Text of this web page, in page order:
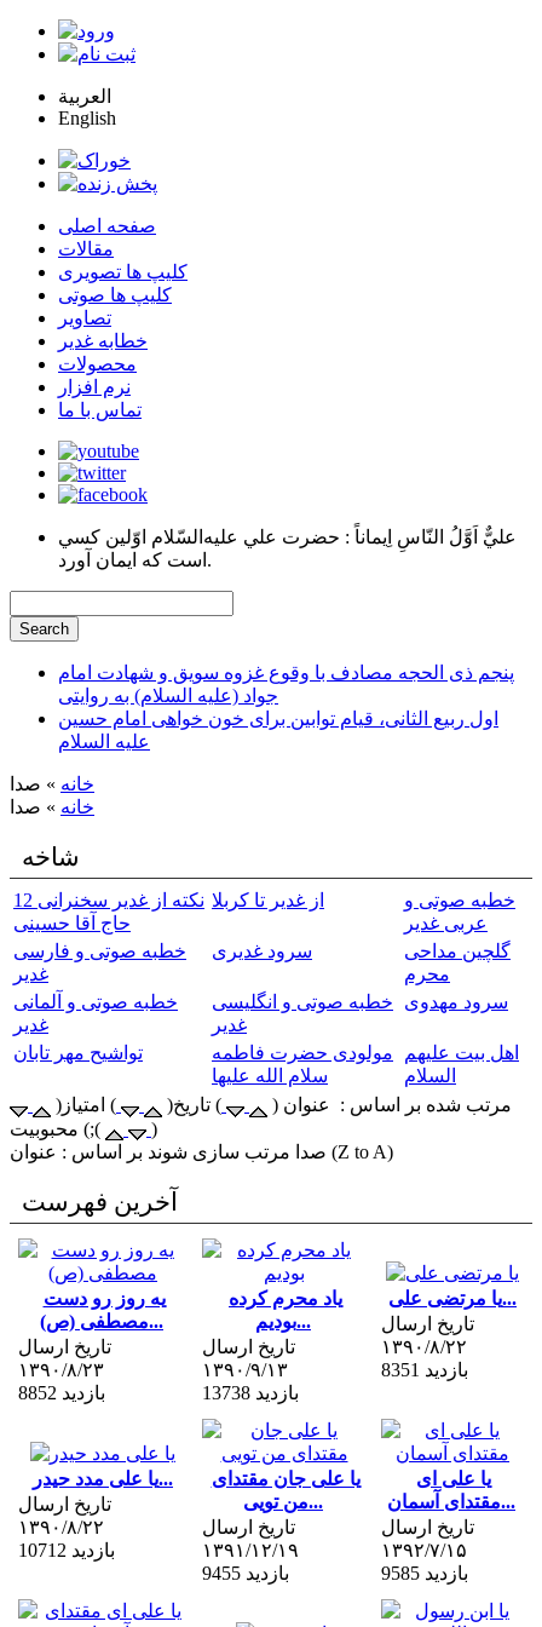
العربية
English
صفحه اصلی
مقالات
کلیپ ها تصویری
کلیپ ها صوتی
تصاویر
خطابه غدیر
محصولات
نرم افزار
تماس با ما
عليٌّ اَوَّلُ النّاسِ اِيماناً : حضرت علي عليه‌السّلام اوّلين كسي
است كه ايمان آورد.
پنجم ذی الحجه مصادف با وقوع غزوه سویق و شهادت امام
جواد (علیه السلام) به روایتی
اول ربیع الثانی، قیام توابین برای خون خواهی امام حسین
علیه السلام
خانه » صدا
خانه » صدا
شاخه
12 نکته از غدیر سخنرانی
حاج آقا حسینی
از غدیر تا کربلا
خطبه صوتی و
عربی غدیر
خطبه صوتی و فارسی
غدیر
سرود غدیری
گلچین مداحی
محرم
خطبه صوتی و آلمانی
غدیر
خطبه صوتی و انگلیسی
غدیر
سرود مهدوی
تواشیح مهر تابان
مولودی حضرت فاطمه
سلام الله علیها
اهل بیت علیهم
السلام
مرتب شده بر اساس : عنوان (
) تاریخ(
) امتیاز(
) محبوبیت;(
)
صدا مرتب سازی شوند بر اساس : عنوان (Z to A)
آخرین فهرست
یه روز رو دست
مصطفی (ص)...
تاریخ ارسال
۱۳۹۰/۸/۲۳
8852 بازدید
یاد محرم کرده
بودیم...
تاریخ ارسال
۱۳۹۰/۹/۱۳
13738 بازدید
یا مرتضی علی...
تاریخ ارسال
۱۳۹۰/۸/۲۲
8351 بازدید
یا علی مدد حیدر...
تاریخ ارسال
۱۳۹۰/۸/۲۲
10712 بازدید
یا علی جان مقتدای
من تویی...
تاریخ ارسال
۱۳۹۱/۱۲/۱۹
9455 بازدید
یا علی ای
مقتدای آسمان...
تاریخ ارسال
۱۳۹۲/۷/۱۵
9585 بازدید